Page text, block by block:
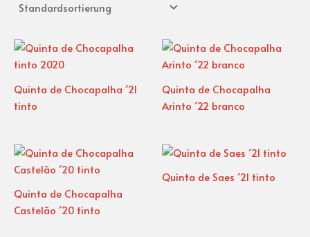
Quinta de Chocapalha ´21
tinto
Quinta de Chocapalha
Arinto ´22 branco
Quinta de Chocapalha
Castelão ´20 tinto
Quinta de Saes ´21 tinto